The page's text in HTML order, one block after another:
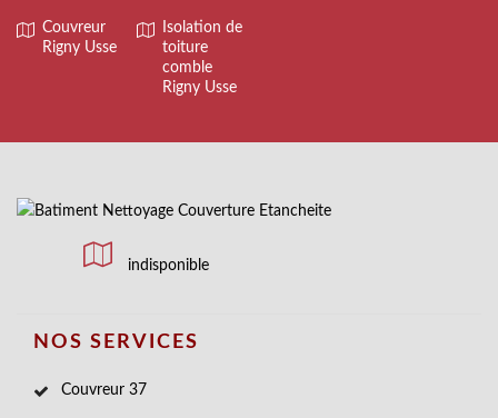
Couvreur
Rigny Usse
Isolation de
toiture
comble
Rigny Usse
indisponible
NOS SERVICES
Couvreur 37